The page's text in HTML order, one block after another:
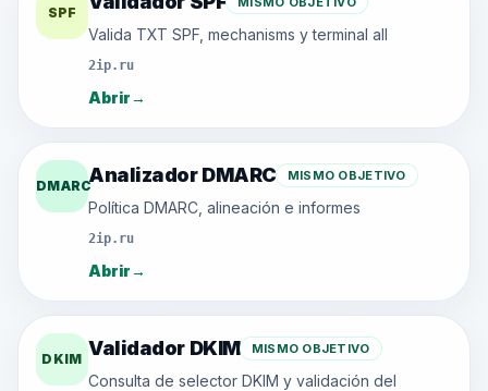
SPF
Valida TXT SPF, mechanisms y terminal all
2ip.ru
Abrir→
DMARCAnalizador DMARC MISMO OBJETIVO
Política DMARC, alineación e informes
2ip.ru
Abrir→
DKIM Validador DKIM MISMO OBJETIVO
Consulta de selector DKIM y validación del